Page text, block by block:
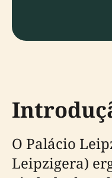
O Palácio
Leipzigera)